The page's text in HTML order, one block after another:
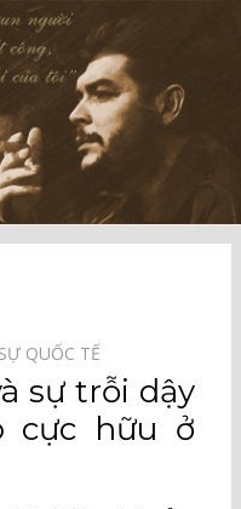
QUỐC TẾ⠀
sự trỗi dậy
cực hữu ở